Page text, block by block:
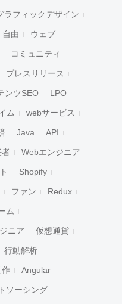
検索
ラフィックデザイン
自由 ウェブ
コミュニティ
プレスリリース
ンツSEO LPO
ム webサービス
Java API
者 Webエンジニア
Shopify
ファン Redux
ム
ニア 仮想通貨
行動解析
作 Angular
ソーシング